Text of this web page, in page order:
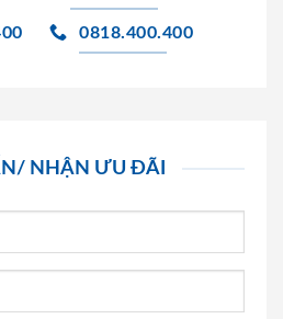
0818.400.400
NHẬN ƯU ĐÃI